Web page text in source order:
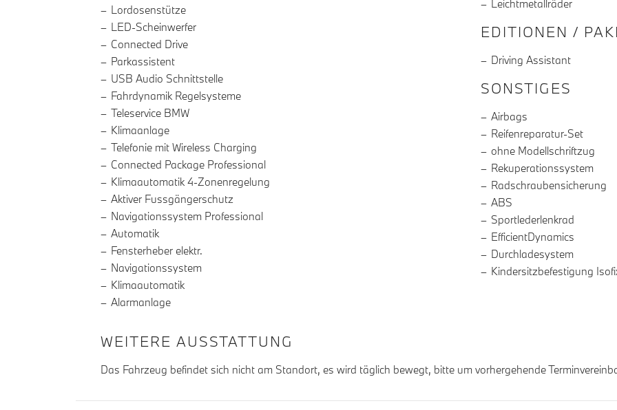
Lordosenstütze
LED-Scheinwerfer
Connected Drive
Parkassistent
USB Audio Schnittstelle
Fahrdynamik Regelsysteme
Teleservice BMW
Klimaanlage
Telefonie mit Wireless Charging
Connected Package Professional
Klimaautomatik 4-Zonenregelung
Aktiver Fussgängerschutz
Navigationssystem Professional
Automatik
Fensterheber elektr.
Navigationssystem
Klimaautomatik
Alarmanlage
Leichtmetallräder
EDITIONEN /
Driving Assistant
SONSTIGES
Airbags
Reifenreparatur-Set
ohne Modellschriftzug
Rekuperationssystem
Radschraubensicherung
ABS
Sportlederlenkrad
EfficientDynamics
Durchladesystem
Kindersitzbefestigung
WEITERE AUSSTATTUNG
Das Fahrzeug befindet sich nicht am Standort, es wird täglich bewegt, bitte um vorhergehende